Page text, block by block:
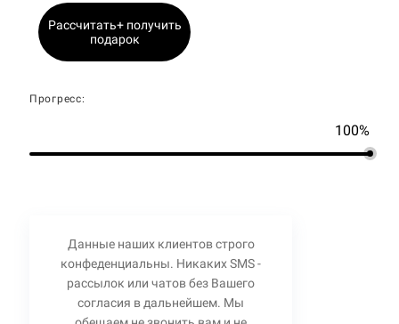
Рассчитать+ получить
подарок
Прогресс:
100%
Данные наших клиентов строго
конфеденциальны. Никаких SMS -
рассылок или чатов без Вашего
согласия в дальнейшем. Мы